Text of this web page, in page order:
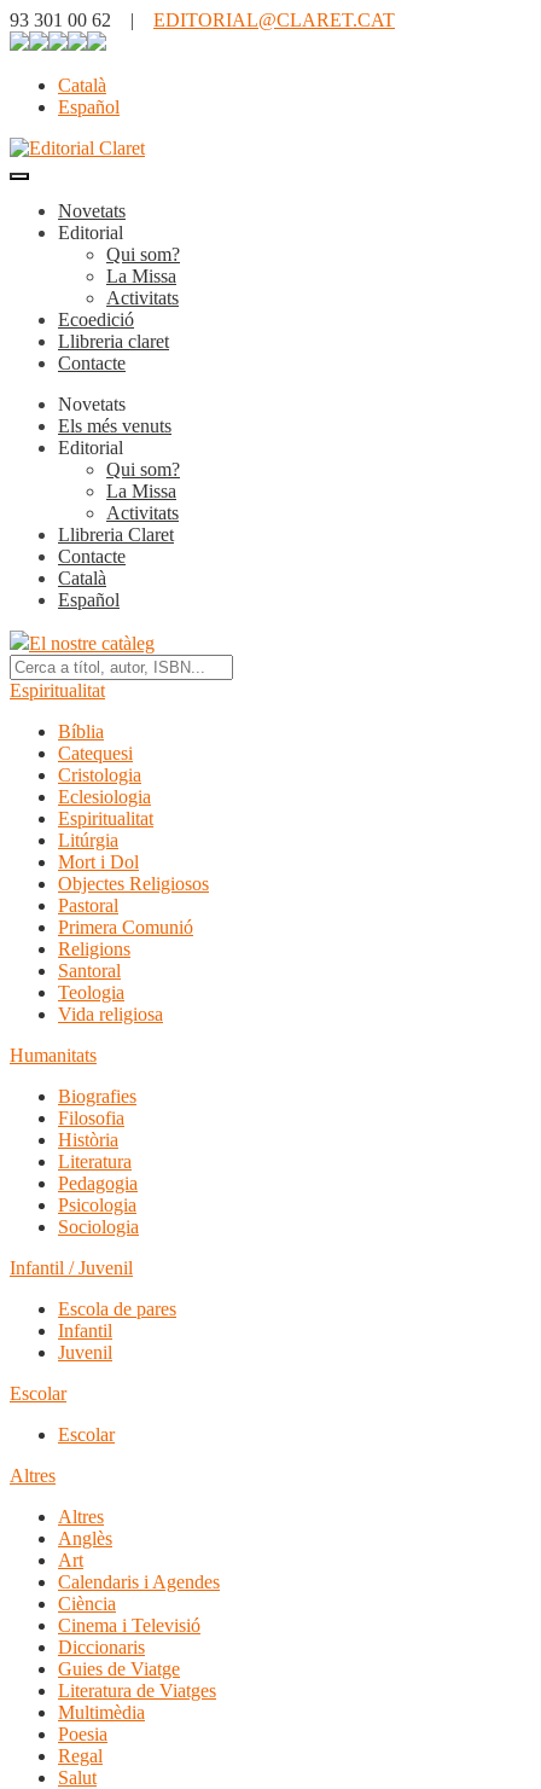
93 301 00 62 | EDITORIAL@CLARET.CAT
Català
Español
Novetats
Editorial
Qui som?
La Missa
Activitats
Ecoedició
Llibreria claret
Contacte
Novetats
Els més venuts
Editorial
Qui som?
La Missa
Activitats
Llibreria Claret
Contacte
Català
Español
El nostre catàleg
Espiritualitat
Bíblia
Catequesi
Cristologia
Eclesiologia
Espiritualitat
Litúrgia
Mort i Dol
Objectes Religiosos
Pastoral
Primera Comunió
Religions
Santoral
Teologia
Vida religiosa
Humanitats
Biografies
Filosofia
Història
Literatura
Pedagogia
Psicologia
Sociologia
Infantil / Juvenil
Escola de pares
Infantil
Juvenil
Escolar
Escolar
Altres
Altres
Anglès
Art
Calendaris i Agendes
Ciència
Cinema i Televisió
Diccionaris
Guies de Viatge
Literatura de Viatges
Multimèdia
Poesia
Regal
Salut